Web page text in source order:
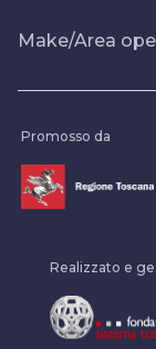
Make/Area
Promosso da
Realizzato e